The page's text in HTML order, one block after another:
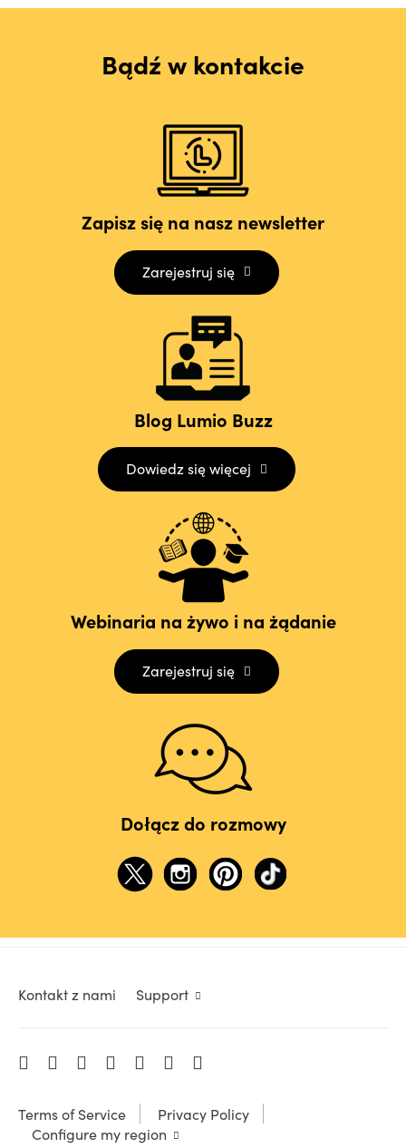
Bądź w kontakcie
Zapisz się na nasz newsletter
Zarejestruj się
Blog Lumio Buzz
Dowiedz się więcej
Webinaria na żywo i na żądanie
Zarejestruj się
Dołącz do rozmowy
Kontakt z nami Support
Terms of Service
Privacy Policy
Configure my region